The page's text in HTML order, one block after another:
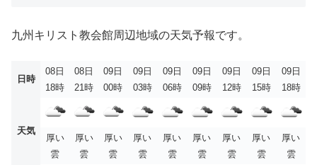
九州キリスト教会館周辺地域の天気予報です。
日時
08日
18時
08日
21時
09日
00時
09日
03時
09日
06時
09日
09時
09日
12時
09日
15時
09日
18時
天気
厚い
雲
厚い
雲
厚い
雲
厚い
雲
厚い
雲
厚い
雲
厚い
雲
厚い
雲
厚い
雲